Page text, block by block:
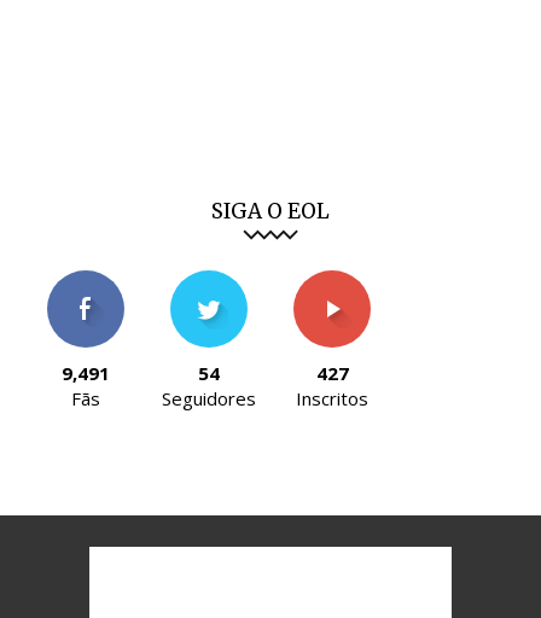
SIGA O EOL
9,491
Fãs
54
Seguidores
427
Inscritos